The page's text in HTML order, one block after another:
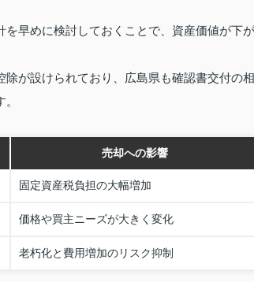
早めに検討しておくことで、資産価値が下が
が設けられており、広島県も確認書交付の相
売却への影響
固定資産税負担の大幅増加
価格や買主ニーズが大きく変化
老朽化と費用増加のリスク抑制